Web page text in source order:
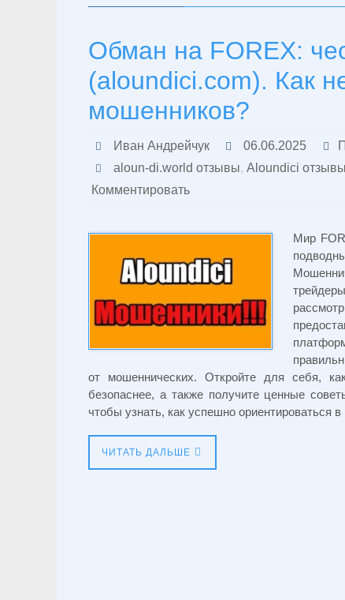
Обман на FOREX:
(aloundici.com). Как
мошенников?
Иван Андрейчук 06.06.2025
aloun-di.world отзывы, Aloundici отзывы
Комментировать
Мир
от мошеннических. Откройте для себя,
безопаснее, а также получите ценные
чтобы узнать, как успешно ориентироваться
ЧИТАТЬ ДАЛЬШЕ